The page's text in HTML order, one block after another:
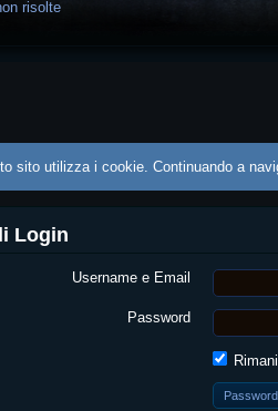
risolte
sito utilizza i cookie. Continuando a
Login
Username e Email
Password